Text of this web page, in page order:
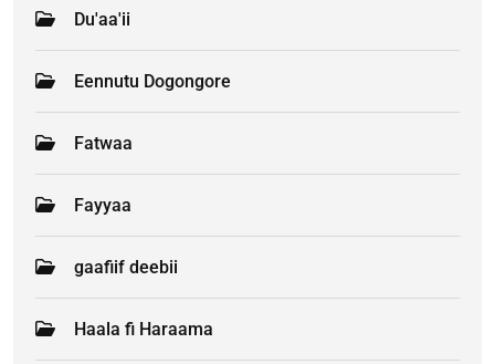
Du'aa'ii
Eennutu Dogongore
Fatwaa
Fayyaa
gaafiif deebii
Haala fi Haraama